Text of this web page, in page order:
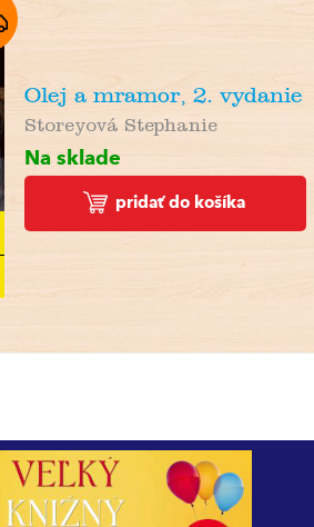
Olej a mramor, 2. vydanie
Storeyová Stephanie
Na sklade
pridať do košíka